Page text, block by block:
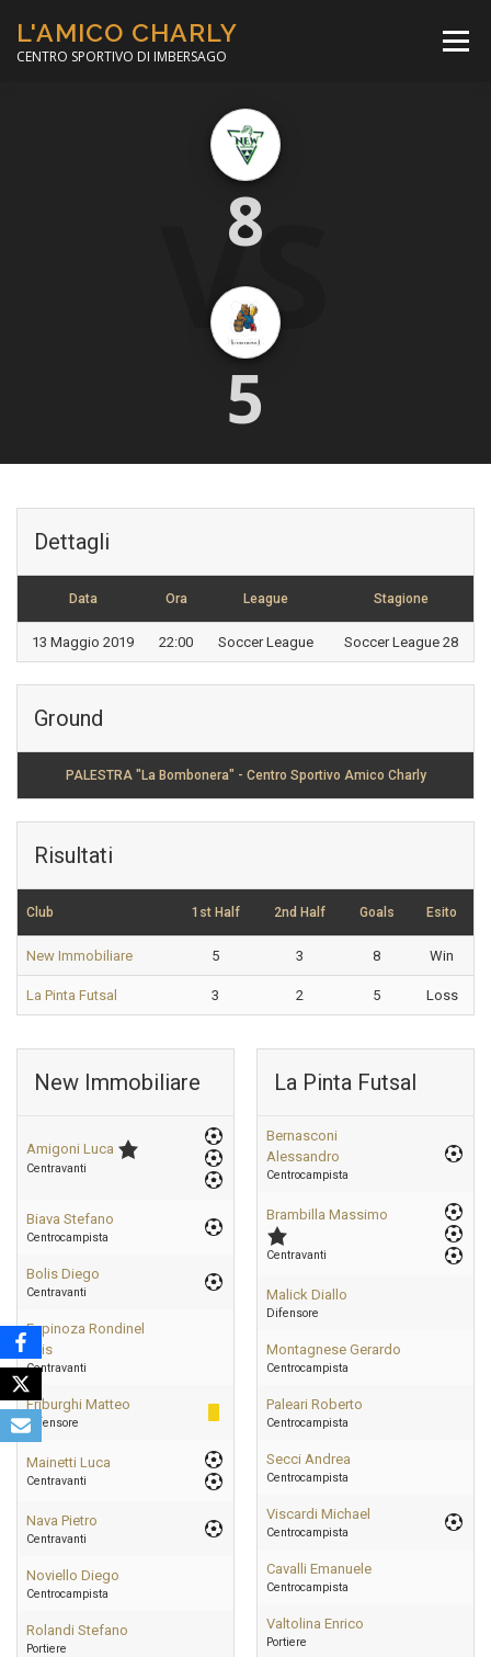
contenuto
L'AMICO CHARLY
CENTRO SPORTIVO DI IMBERSAGO
Menù
CORSO CALCIO A 5
MINIBASKET
VS
8
5
Dettagli
Data Ora League Stagione
13 Maggio 2019 22:00 Soccer League Soccer League 28
Ground
PALESTRA "La Bombonera" - Centro Sportivo Amico Charly
Risultati
Club 1st Half 2nd Half Goals Esito
New Immobiliare 5 3 8 Win
La Pinta Futsal 3 2 5 Loss
New Immobiliare
Amigoni Luca
Centravanti
Biava Stefano
Centrocampista
Bolis Diego
Centravanti
Espinoza Rondinel
Luis
Centravanti
Friburghi Matteo
Difensore
Mainetti Luca
Centravanti
Nava Pietro
Centravanti
Noviello Diego
Centrocampista
Rolandi Stefano
Portiere
La Pinta Futsal
Bernasconi
Alessandro
Centrocampista
Brambilla Massimo
Centravanti
Malick Diallo
Difensore
Montagnese Gerardo
Centrocampista
Paleari Roberto
Centrocampista
Secci Andrea
Centrocampista
Viscardi Michael
Centrocampista
Cavalli Emanuele
Centrocampista
Valtolina Enrico
Portiere